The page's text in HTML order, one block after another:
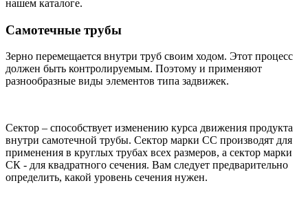
нашем каталоге.
Самотечные трубы
Зерно перемещается внутри труб своим ходом. Этот процесс
должен быть контролируемым. Поэтому и применяют
разнообразные виды элементов типа задвижек.
Сектор – способствует изменению курса движения продукта
внутри самотечной трубы. Сектор марки СС производят для
применения в круглых трубах всех размеров, а сектор марки
СК - для квадратного сечения. Вам следует предварительно
определить, какой уровень сечения нужен.